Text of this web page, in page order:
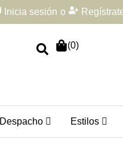
Inicia sesión o
(0)
Despacho Estilos